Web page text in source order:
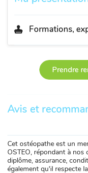
Formations,
Prendre
Avis et
Cet ostéopathe est un
OSTEO, répondant à
diplôme, assurance,
également qu'il respecte